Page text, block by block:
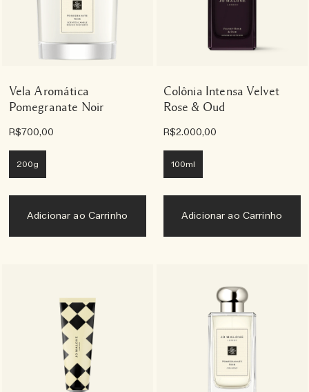
Vela Aromática
Pomegranate Noir
R$700,00
200g
Adicionar ao Carrinho
Colônia Intensa Velvet
Rose & Oud
R$2.000,00
100ml
Adicionar ao Carrinho